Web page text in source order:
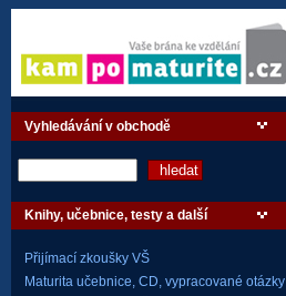
Vyhledávání v obchodě
Knihy, učebnice, testy a další
Přijímací zkoušky VŠ
Maturita učebnice, CD, vypracované otázky